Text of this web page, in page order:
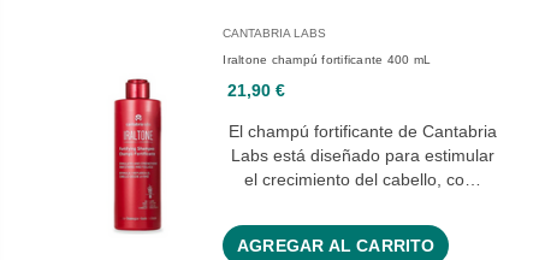
CANTABRIA LABS
Iraltone champú fortificante 400 mL
21,90 €
El champú fortificante de Cantabria
Labs está diseñado para estimular
el crecimiento del cabello, co…
AGREGAR AL CARRITO